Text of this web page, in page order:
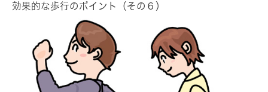
効果的な歩行のポイント（その６）